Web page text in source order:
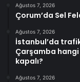
Ağustos 7, 2026
Çorum’da Sel
Ağustos 7, 2026
İstanbul’da trafik
Çarşamba
kapalı?
Ağustos 7, 2026